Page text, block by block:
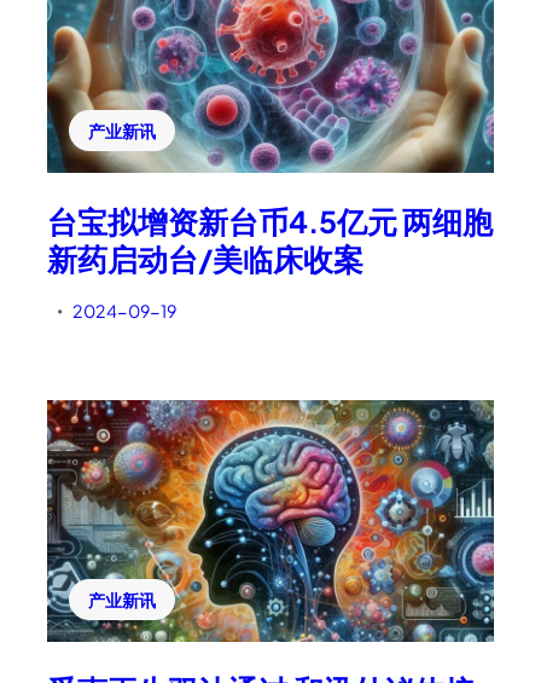
产业新讯
台宝拟增资新台币4.5亿元 两细胞
新药启动台/美临床收案
• 2024-09-19
产业新讯